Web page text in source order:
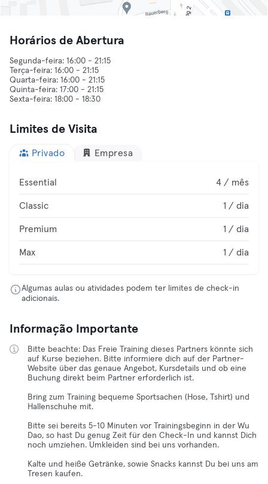
Horários de Abertura
Segunda-feira: 16:00 - 21:15
Terça-feira: 16:00 - 21:15
Quarta-feira: 16:00 - 21:15
Quinta-feira: 17:00 - 21:15
Limites de Visita
Privado Empresa
Essential 4 / mês
Classic 1 / dia
Premium 1 / dia
Max 1 / dia
Algumas aulas ou atividades podem ter limites de check-in
adicionais.
Informação Importante
Bitte beachte: Das Freie Training dieses Partners könnte sich
auf Kurse beziehen. Bitte informiere dich auf der Partner-
Website über das genaue Angebot, Kursdetails und ob eine
Buchung direkt beim Partner erforderlich ist.
Bring zum Training bequeme Sportsachen (Hose, Tshirt) und
Hallenschuhe mit.
Bitte sei bereits 5-10 Minuten vor Trainingsbeginn in der Wu
Dao, so hast Du genug Zeit für den Check-In und kannst Dich
noch umziehen. Umkleiden sind bei uns vorhanden.
Kalte und heiße Getränke, sowie Snacks kannst Du bei uns am
Tresen kaufen.